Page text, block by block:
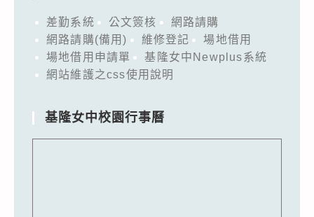
差勤系統 公文簽核
網路請購
網路請購(備用)
維修登記
場地借用
場地借用申請單
基隆女中Newplus系統
網站維護之css使用說明
基隆女中校園行事曆